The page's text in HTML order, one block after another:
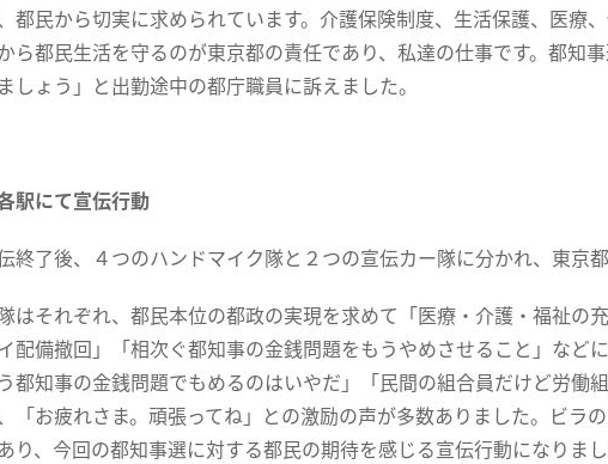
都民から切実に求められています。介護保険制度、生活保護、医療
ら都民生活を守るのが東京都の責任であり、私達の仕事です。都知
しょう」と出勤途中の都庁職員に訴えました。
駅にて宣伝行動
終了後、４つのハンドマイク隊と２つの宣伝カー隊に分かれ、東京
はそれぞれ、都民本位の都政の実現を求めて「医療・介護・福祉の
配備撤回」「相次ぐ都知事の金銭問題をもうやめさせること」など
都知事の金銭問題でもめるのはいやだ」「民間の組合員だけど労働
「お疲れさま。頑張ってね」との激励の声が多数ありました。ビラ
り、今回の都知事選に対する都民の期待を感じる宣伝行動になりまし